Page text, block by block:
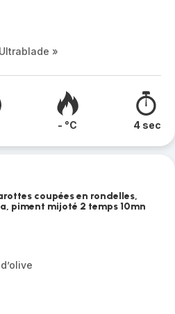
»
- °C 4 sec
coupées en rondelles,
piment mijoté 2 temps 10mn